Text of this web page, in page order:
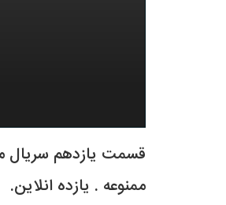
ممنوعه . یازده انلاین.